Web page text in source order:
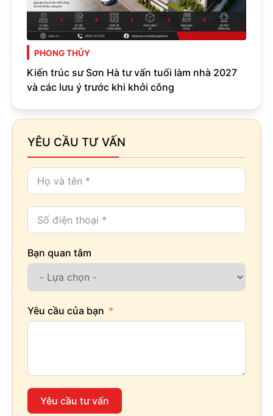
PHONG THỦY
Kiến trúc sư Sơn Hà tư vấn tuổi làm nhà 2027
và các lưu ý trước khi khởi công
YÊU CẦU TƯ VẤN
Bạn quan tâm
Yêu cầu của bạn
Yêu cầu tư vấn